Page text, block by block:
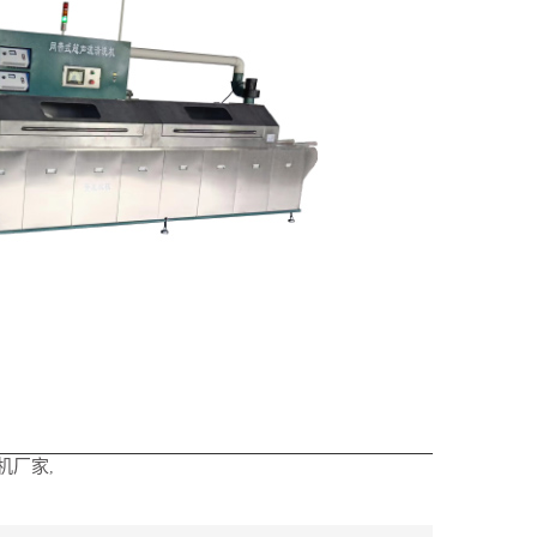
厂家,